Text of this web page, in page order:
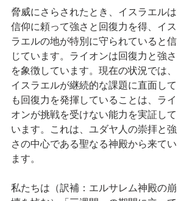
脅威にさらされたとき、イスラエルは
信仰に頼って強さと回復力を得、イス
ラエルの地が特別に守られていると信
じています。ライオンは回復力と強さ
を象徴しています。現在の状況では、
イスラエルが継続的な課題に直面して
も回復力を発揮していることは、ライ
オンが挑戦を受けない能力を実証して
います。これは、ユダヤ人の崇拝と強
さの中心である聖なる神殿から来てい
ます。
私たちは（訳補：エルサレム神殿の崩